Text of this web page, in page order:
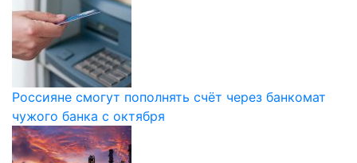
Россияне смогут пополнять счёт через банкомат
чужого банка с октября